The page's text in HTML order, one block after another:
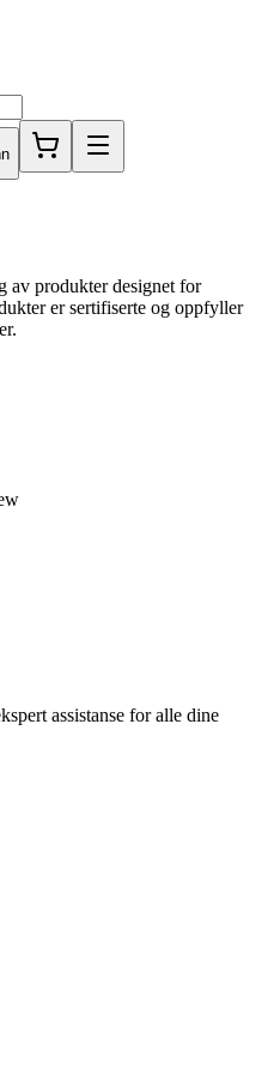
av produkter designet for
er sertifiserte og oppfyller
assistanse for alle dine